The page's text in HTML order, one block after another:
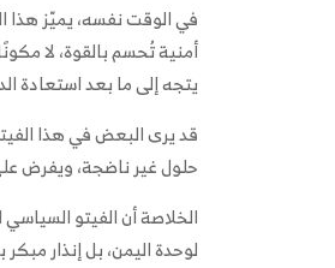
في الوقت نفسه، يميّز هذا
أمنية تُحسم بالقوة، لا
يتجه إلى ما بعد استعادة
قد يرى البعض في هذا
حلول غير ناضجة، ويفرض
الخلاصة أن الفيتو
لوحدة اليمن، بل إنذار مبكر